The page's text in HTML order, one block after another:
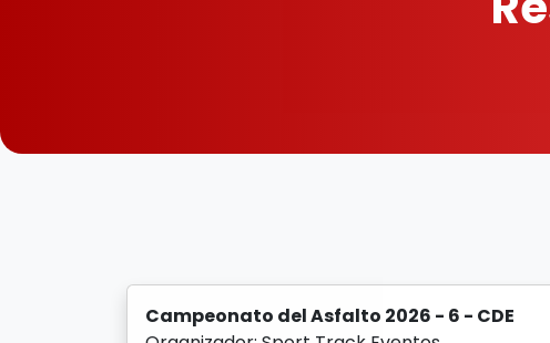
Campeonato del Asfalto 2026 - 6 - CDE